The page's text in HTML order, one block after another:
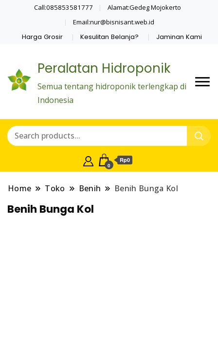
Call:085853581777
Alamat:Gedeg Mojokerto
Email:nur@bisnisant.web.id
Harga Grosir Kesulitan Belanja? Jaminan Kami
Peralatan Hidroponik
Semua tentang hidroponik terlengkap di
Indonesia
0
Rp0
Home Toko Benih Benih Bunga Kol
Benih Bunga Kol